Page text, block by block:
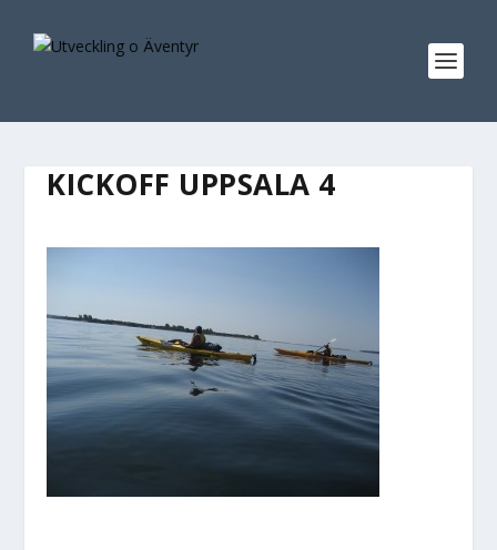
KICKOFF UPPSALA 4